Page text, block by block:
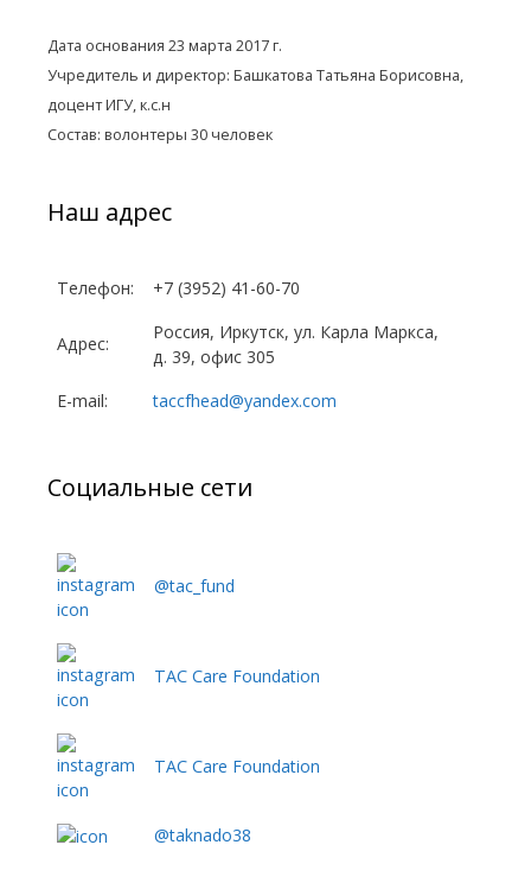
Дата основания 23 марта 2017 г.
Учредитель и директор: Башкатова Татьяна Борисовна,
доцент ИГУ, к.с.н
Состав: волонтеры 30 человек
Наш адрес
Телефон: +7 (3952) 41-60-70
Адрес:
Россия, Иркутск, ул. Карла Маркса,
д. 39, офис 305
E-mail:
taccfhead@yandex.com
Социальные сети
@tac_fund
TAC Care Foundation
TAC Care Foundation
@taknado38